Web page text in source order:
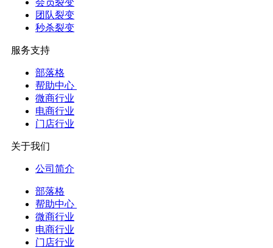
会员裂变
团队裂变
秒杀裂变
服务支持
部落格
帮助中心
微商行业
电商行业
门店行业
关于我们
公司简介
部落格
帮助中心
微商行业
电商行业
门店行业